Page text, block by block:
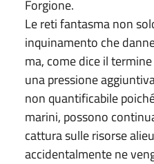
Forgione.
Le reti fantasma non
inquinamento che
ma, come dice il
una pressione
non quantificabile
marini, possono
cattura sulle risorse
accidentalmente ne